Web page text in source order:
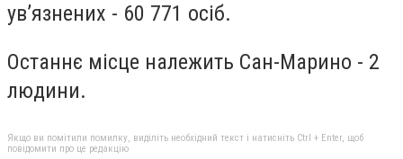
ув’язнених - 60 771 осіб.
Останнє місце належить Сан-Марино - 2
людини.
Якщо ви помітили помилку, виділіть необхідний текст і натисніть Ctrl + Enter, щоб
повідомити про це редакцію